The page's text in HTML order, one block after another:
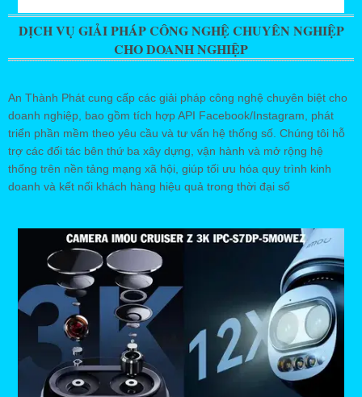
DỊCH VỤ GIẢI PHÁP CÔNG NGHỆ CHUYÊN NGHIỆP
CHO DOANH NGHIỆP
An Thành Phát cung cấp các giải pháp công nghệ chuyên biệt cho
doanh nghiệp, bao gồm tích hợp API Facebook/Instagram, phát
triển phần mềm theo yêu cầu và tư vấn hệ thống số. Chúng tôi hỗ
trợ các đối tác bên thứ ba xây dựng, vận hành và mở rộng hệ
thống trên nền tảng mạng xã hội, giúp tối ưu hóa quy trình kinh
doanh và kết nối khách hàng hiệu quả trong thời đại số